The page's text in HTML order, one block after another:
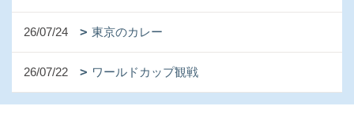
26/07/24 東京のカレー
26/07/22 ワールドカップ観戦